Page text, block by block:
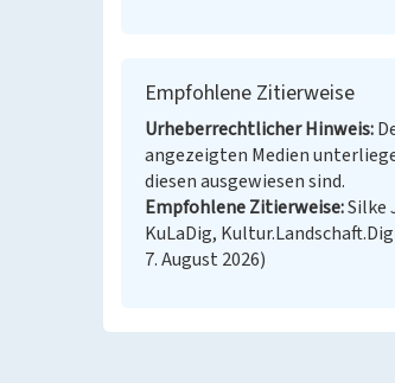
Empfohlene Zitierweise
Urheberrechtlicher Hinweis
angezeigten Medien
diesen ausgewiesen sind.
Empfohlene Zitierweise Silke
KuLaDig,
7. August 2026)